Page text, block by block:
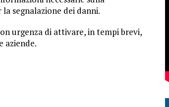
segnalazione dei danni.
urgenza di attivare, in tempi brevi,
aziende.